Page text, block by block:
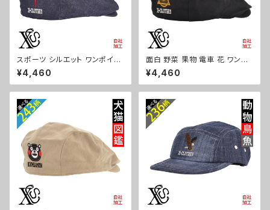
スポーツ シルエット ワンポイン
ト 刺繍 帽子 コットン ハンチン
グ メンズ レディース インナーメ
ッシュ 雑貨 グッズ 自社ブランド
バスケ テニス 誕生日 クリスマ
ス ori-a-cap68-b08-s
¥4,460
面白 野菜 果物 電車 花 ワンポ
イント 刺繍 帽子 コットン ハン
チング メンズ レディース インナ
ーメッシュ 雑貨 グッズ 自社ブラ
8-b09-s
¥4,460